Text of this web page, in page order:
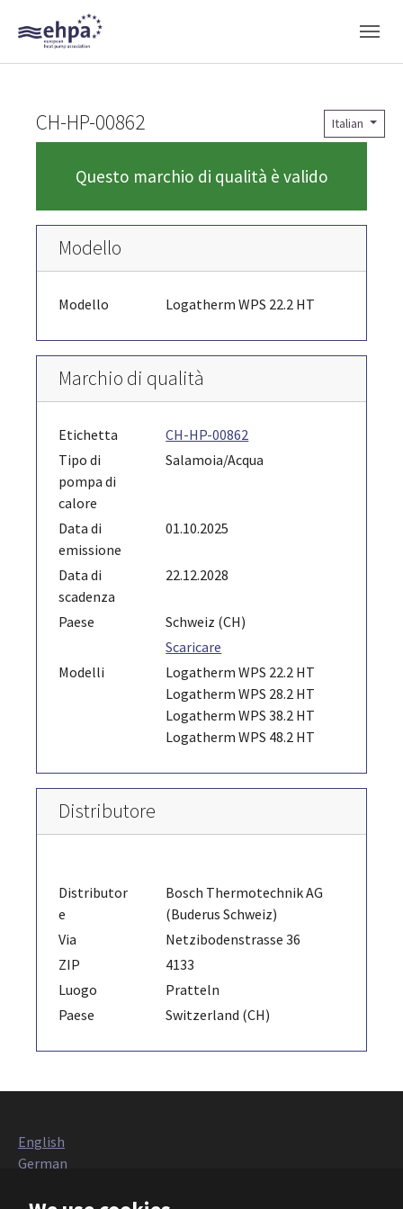
Skip to main navigation
Skip to main content
Skip to page footer
Italian
CH-HP-00862
Questo marchio di qualità è valido
Modello
Modello Logatherm WPS 22.2 HT
Marchio di qualità
Etichetta
CH-HP-00862
Tipo di
pompa di
calore
Salamoia/Acqua
Data di
emissione
01.10.2025
Data di
scadenza
22.12.2028
Paese
Schweiz (CH)
Scaricare
Modelli
Logatherm WPS 22.2 HT
Logatherm WPS 28.2 HT
Logatherm WPS 38.2 HT
Logatherm WPS 48.2 HT
Distributore
Distributor
e
Bosch Thermotechnik AG
(Buderus Schweiz)
Via
Netzibodenstrasse 36
ZIP
4133
Luogo
Pratteln
Paese
Switzerland (CH)
English
German